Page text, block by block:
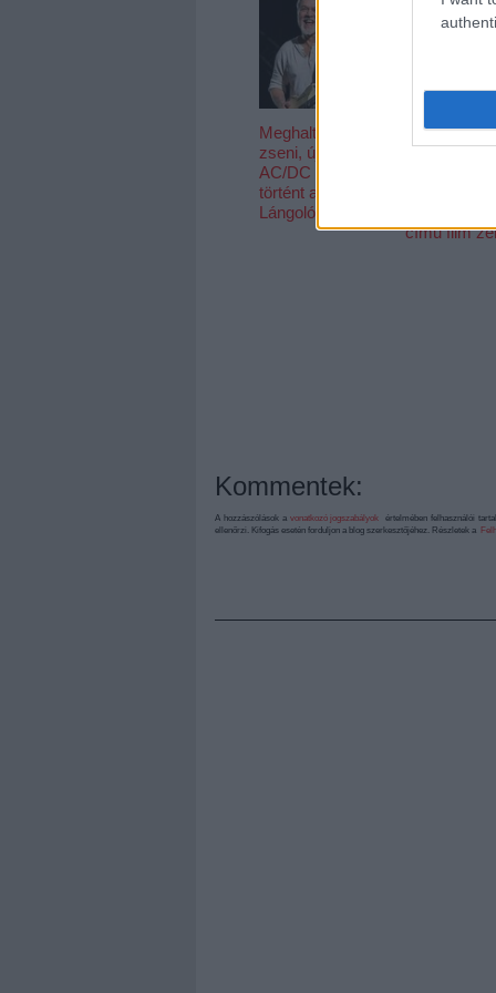
Meghalt egy
zseni, újra él az
AC/DC - Ez
történt a
Lángolón
A jazz és a
klasszikus
című film
Kommentek:
A hozzászólások a vonatkozó jogszabályok értelmében felhasználói
ellenőrzi. Kifogás esetén forduljon a blog szerkesztőjéhez. Részletek a